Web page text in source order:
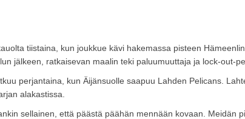
tiistaina, kun joukkue kävi hakemassa pisteen
jälkeen, ratkaisevan maalin teki paluumuuttaja ja lock-out-
perjantaina, kun Äijänsuolle saapuu Lahden Pelicans.
alakastissa.
sellainen, että päästä päähän mennään kovaan. Meidän